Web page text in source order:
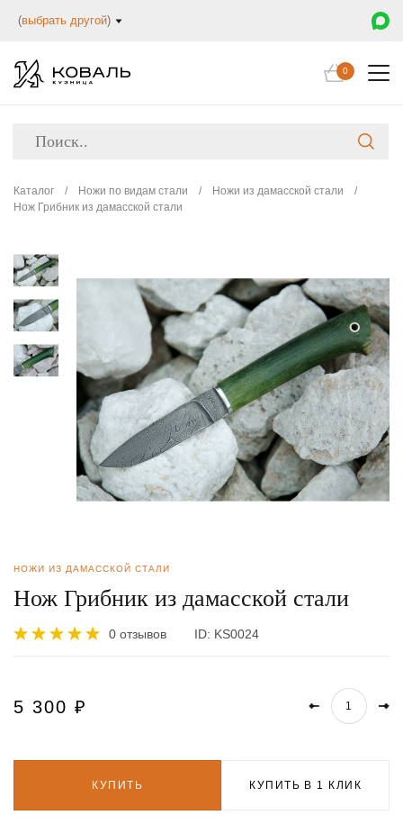
(выбрать другой)
0
Каталог / Ножи по видам стали / Ножи из дамасской стали
/
Нож Грибник из дамасской стали
НОЖИ ИЗ ДАМАССКОЙ СТАЛИ
Нож Грибник из дамасской стали
0 отзывов ID: KS0024
5 300 ₽
КУПИТЬ КУПИТЬ В 1 КЛИК